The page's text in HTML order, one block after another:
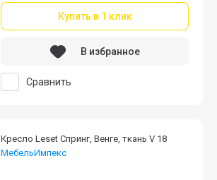
Купить в 1 клик
Сравнить
В избранное
Кресло Leset Спринг, Венге, ткань V 18
МебельИмпекс